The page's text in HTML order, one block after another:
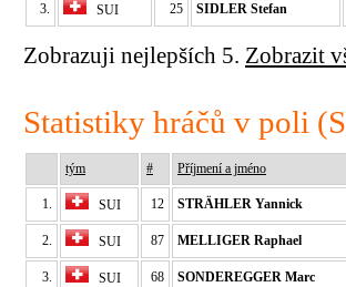
3. SUI 25 SIDLER Stefan
Zobrazuji nejlepších 5. Zobrazit
Statistiky hráčů v poli
tým # Příjmení a jméno
1. SUI 12 STRÄHLER Yannick
2. SUI 87 MELLIGER Raphael
3. SUI 68 SONDEREGGER Marc